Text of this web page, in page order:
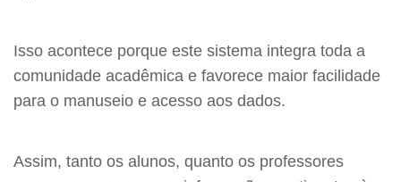
Isso acontece porque este sistema integra toda a
comunidade acadêmica e favorece maior facilidade
para o manuseio e acesso aos dados.
Assim, tanto os alunos, quanto os professores